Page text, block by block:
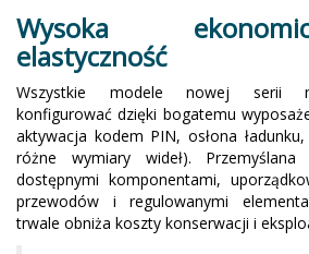
Wysoka
elastyczność
Wszystkie modele nowej serii
konfigurować dzięki bogatemu
aktywacja kodem PIN, osłona
różne wymiary wideł).
dostępnymi komponentami,
przewodów i regulowanymi
trwale obniża koszty konserwacji i